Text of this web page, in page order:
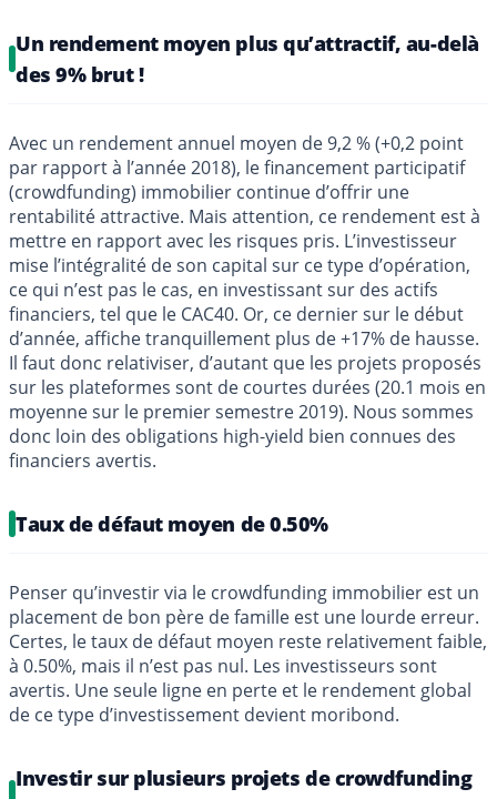
Un rendement moyen plus qu’attractif, au-delà
des 9% brut !
Avec un rendement annuel moyen de 9,2 % (+0,2 point
par rapport à l’année 2018), le financement participatif
(crowdfunding) immobilier continue d’offrir une
rentabilité attractive. Mais attention, ce rendement est à
mettre en rapport avec les risques pris. L’investisseur
mise l’intégralité de son capital sur ce type d’opération,
ce qui n’est pas le cas, en investissant sur des actifs
financiers, tel que le CAC40. Or, ce dernier sur le début
d’année, affiche tranquillement plus de +17% de hausse.
Il faut donc relativiser, d’autant que les projets proposés
sur les plateformes sont de courtes durées (20.1 mois en
moyenne sur le premier semestre 2019). Nous sommes
donc loin des obligations high-yield bien connues des
financiers avertis.
Taux de défaut moyen de 0.50%
Penser qu’investir via le crowdfunding immobilier est un
placement de bon père de famille est une lourde erreur.
Certes, le taux de défaut moyen reste relativement faible,
à 0.50%, mais il n’est pas nul. Les investisseurs sont
avertis. Une seule ligne en perte et le rendement global
de ce type d’investissement devient moribond.
Investir sur plusieurs projets de crowdfunding